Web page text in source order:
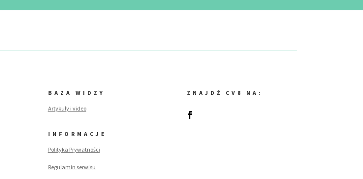
BAZA WIDZY
Artykuły i video
INFORMACJE
Polityka Prywatności
Regulamin serwisu
ZNAJDŹ CV8 NA: